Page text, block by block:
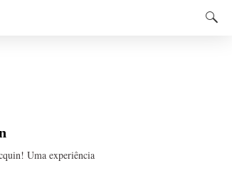
Uma experiência